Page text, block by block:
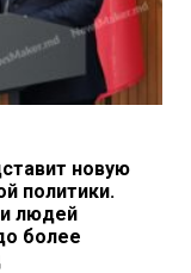
новую
политики.
людей
более